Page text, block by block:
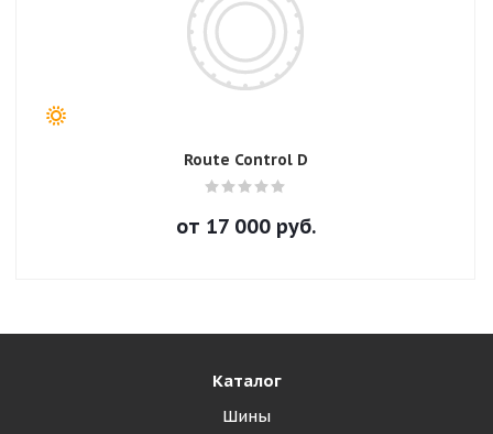
Route Control D
от 17 000руб.
Каталог
Шины